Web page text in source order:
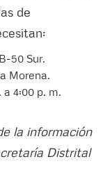
de
50 Sur.
Morena.
4:00 p. m.
la información
Distrital